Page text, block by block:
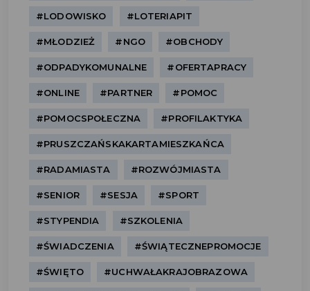
#LODOWISKO #LOTERIAPIT
#MŁODZIEŻ #NGO #OBCHODY
#ODPADYKOMUNALNE #OFERTAPRACY
#ONLINE #PARTNER #POMOC
#POMOCSPOŁECZNA #PROFILAKTYKA
#PRUSZCZAŃSKAKARTAMIESZKAŃCA
#RADAMIASTA #ROZWÓJMIASTA
#SENIOR #SESJA #SPORT
#STYPENDIA #SZKOLENIA
#ŚWIADCZENIA #ŚWIĄTECZNEPROMOCJE
#ŚWIĘTO #UCHWAŁAKRAJOBRAZOWA